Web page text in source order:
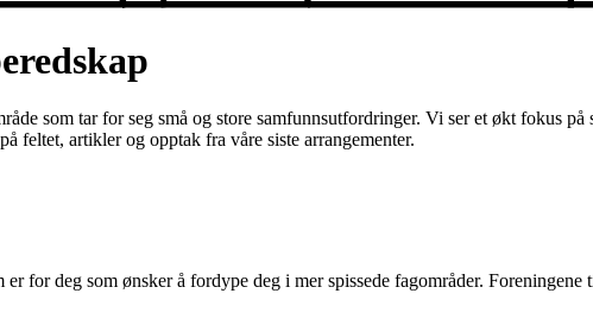
som tar for seg små og store samfunnsutfordringer. Vi ser et økt fokus
feltet, artikler og opptak fra våre siste arrangementer.
for deg som ønsker å fordype deg i mer spissede fagområder.